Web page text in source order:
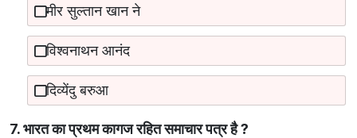
मीर सुल्तान खान ने
विश्वनाथन आनंद
दिव्येंदु बरुआ
7. भारत का प्रथम कागज रहित समाचार पत्र है ?